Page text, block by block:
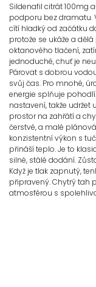
Sildenafil citrát 100mg
podporu bez dramatu.
cítí hladký od začátku
protože se ukáže a
oktanového tlačení,
jednoduché, chuť je
Párovat s dobrou
svůj čas. Pro mnohé,
energie splňuje
nastavení, takže udržet
prostor na zahřátí a
čerstvé, a malé
konzistentní výkon s
přináší teplo. Je to
silné, stálé dodání.
Když je tlak zapnutý,
připravený. Chytrý tah
atmosférou s